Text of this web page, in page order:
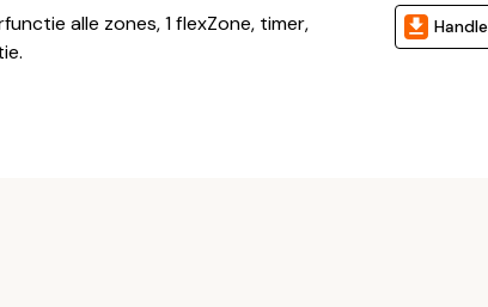
alle zones, 1 flexZone, timer,